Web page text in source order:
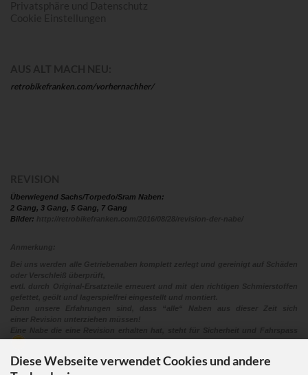
Diese Webseite verwendet Cookies und andere
retrobikefranken.com/vorhernachher/
Überwiegend Sachs/Torpedo/Sram Naben:
2 Gang, 3 Gang, 5 Gang, 7 Gang
Bilder: